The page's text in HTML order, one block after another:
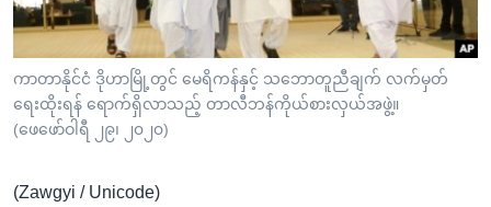
ကြည့်
ရန်
ရှာဖွေ
နေရာ
ဗွီအိုအေ လူမှုကွန်ယက်များ
ဘာသာစကားများ
ကာတာနိုင်ငံ ဒိုဟာမြို့တွင် မေရိကန်နှင့် သဘောတူညီချက် လက်မှတ်
ရေးထိုးရန် ရောက်ရှိလာသည့် တာလီဘန်ကိုယ်စားလှယ်အဖွဲ့။
(ဖေဖော်ဝါရီ ၂၉၊ ၂၀၂၀)
(Zawgyi / Unicode)